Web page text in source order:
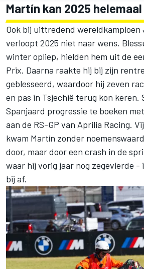
Martín kan 2025
Ook bij uittredend wereldkampioen
verloopt 2025 niet naar wens.
winter opliep, hielden hem uit de
Prix. Daarna raakte hij bij zijn
geblesseerd, waardoor hij zeven
en pas in Tsjechië terug kon keren.
Spanjaard progressie te boeken
aan de RS-GP van Aprilia Racing.
kwam Martín zonder
door, maar door een crash in de
waar hij vorig jaar nog zegevierde -
bij af.